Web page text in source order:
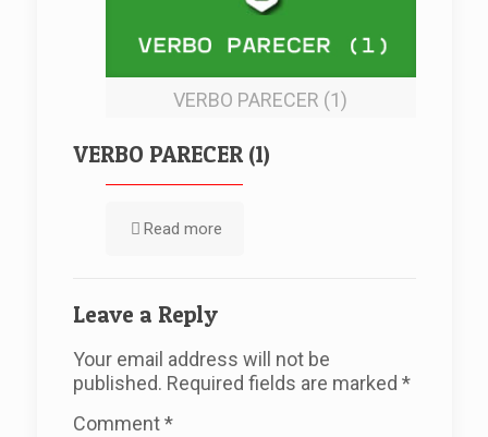
VERBO PARECER (1)
VERBO PARECER (1)
Read more
Leave a Reply
Your email address will not be
published. Required fields are marked *
Comment*